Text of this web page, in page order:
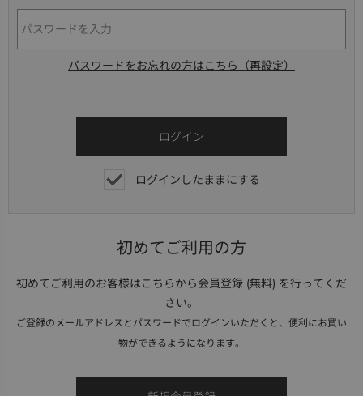
パスワードをお忘れの方はこちら（再設定）
ログインしたままにする
初めてご利用の方
初めてご利用のお客様はこちらから会員登録 (無料) を行ってくだ
さい。
ご登録のメールアドレスとパスワードでログインいただくと、便利にお買い
物ができるようになります。